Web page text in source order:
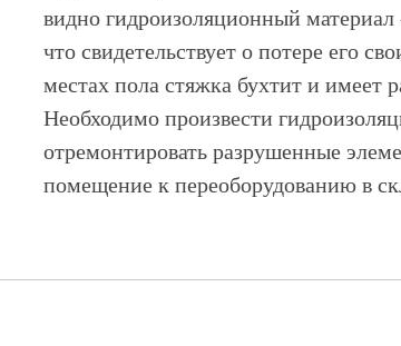
видно гидроизоляционный
что свидетельствует о потере его
местах пола стяжка бухтит и имеет
Необходимо произвести
отремонтировать разрушенные
помещение к переоборудованию в